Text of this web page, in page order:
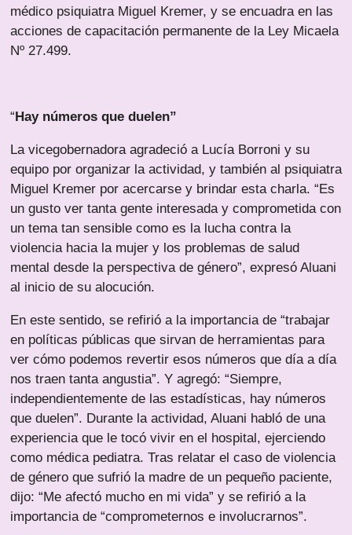
médico psiquiatra Miguel Kremer, y se encuadra en las
acciones de capacitación permanente de la Ley Micaela
Nº 27.499.
“Hay números que duelen”
La vicegobernadora agradeció a Lucía Borroni y su
equipo por organizar la actividad, y también al psiquiatra
Miguel Kremer por acercarse y brindar esta charla. “Es
un gusto ver tanta gente interesada y comprometida con
un tema tan sensible como es la lucha contra la
violencia hacia la mujer y los problemas de salud
mental desde la perspectiva de género”, expresó Aluani
al inicio de su alocución.
En este sentido, se refirió a la importancia de “trabajar
en políticas públicas que sirvan de herramientas para
ver cómo podemos revertir esos números que día a día
nos traen tanta angustia”. Y agregó: “Siempre,
independientemente de las estadísticas, hay números
que duelen”. Durante la actividad, Aluani habló de una
experiencia que le tocó vivir en el hospital, ejerciendo
como médica pediatra. Tras relatar el caso de violencia
de género que sufrió la madre de un pequeño paciente,
dijo: “Me afectó mucho en mi vida” y se refirió a la
importancia de “comprometernos e involucrarnos”.